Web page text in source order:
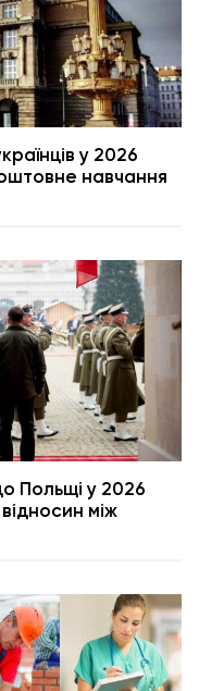
у 2026
навчання
Польщі у 2026
між